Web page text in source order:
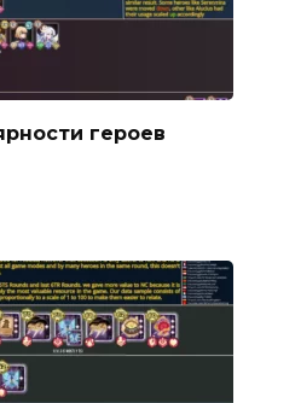
героев